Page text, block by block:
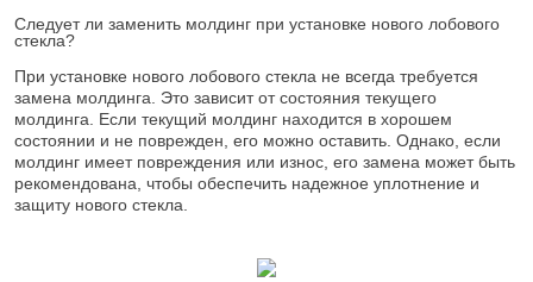
Следует ли заменить молдинг при установке нового лобового
стекла?
При установке нового лобового стекла не всегда требуется
замена молдинга. Это зависит от состояния текущего
молдинга. Если текущий молдинг находится в хорошем
состоянии и не поврежден, его можно оставить. Однако, если
молдинг имеет повреждения или износ, его замена может быть
рекомендована, чтобы обеспечить надежное уплотнение и
защиту нового стекла.